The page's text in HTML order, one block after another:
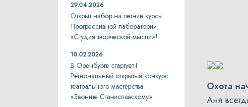
29.04.2026
Открыт набор на летние курсы
Прогрессивной лаборатории
«Студия творческой мысли»!
10.02.2026
В Оренбурге стартует I
Региональный открытый конкурс
театрального мастерства
«Звоните Станиславскому»
Охота
Аня